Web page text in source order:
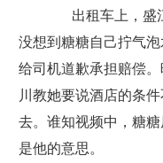
出租车上，盛江
没想到糖糖自己拧气
给司机道歉承担赔偿
川教她要说酒店的条
去。谁知视频中，糖
是他的意思。